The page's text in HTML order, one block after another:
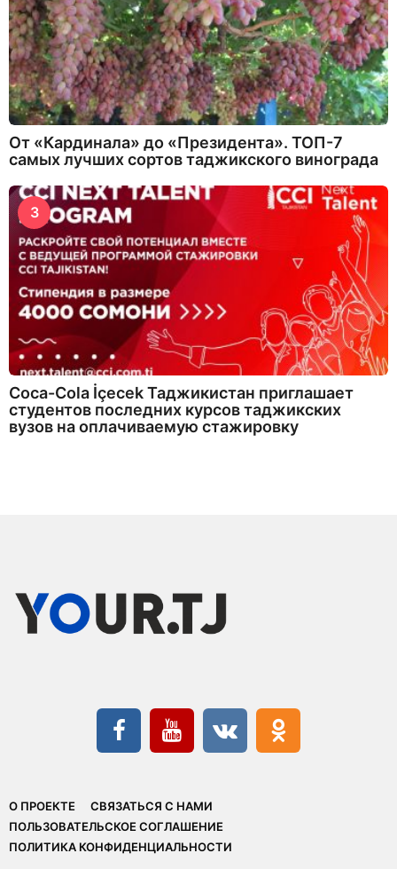
От «Кардинала» до «Президента». ТОП-7
самых лучших сортов таджикского винограда
3
Coca-Cola İçecek Таджикистан приглашает
студентов последних курсов таджикских
вузов на оплачиваемую стажировку
О ПРОЕКТЕ
СВЯЗАТЬСЯ С НАМИ
ПОЛЬЗОВАТЕЛЬСКОЕ СОГЛАШЕНИЕ
ПОЛИТИКА КОНФИДЕНЦИАЛЬНОСТИ